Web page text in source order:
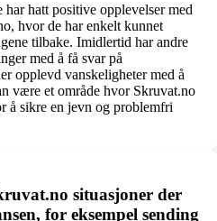
hatt positive opplevelser med
hvor de har enkelt kunnet
tilbake. Imidlertid har andre
med å få svar på
opplevd vanskeligheter med å
være et område hvor Skruvat.no
å sikre en jevn og problemfri
situasjoner der
for eksempel sending